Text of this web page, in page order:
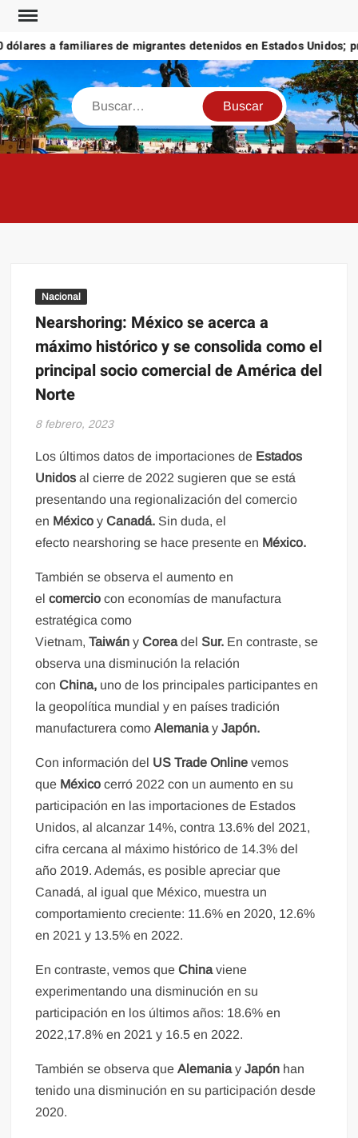
Saltar
contenidoa familiares de migrantes detenidos en Estados Unidos;
Buscar
Nacional
Nearshoring: México se acerca a
máximo histórico y se consolida como el
principal socio comercial de América del
Norte
8 febrero, 2023
Los últimos datos de importaciones de Estados
Unidos al cierre de 2022 sugieren que se está
presentando una regionalización del comercio
en México yCanadá. Sin duda, el
efecto nearshoring se hace presente en México.
También se observa el aumento en
elcomercio con economías de manufactura
estratégica como
Vietnam,Taiwán yCoreadel Sur. En contraste, se
observa una disminución la relación
conChina, uno de los principales participantes en
la geopolítica mundial y en países tradición
manufacturera comoAlemaniayJapón.
Con información del US Trade Onlinevemos
que México cerró 2022 con un aumento en su
participación en las importaciones de Estados
Unidos, al alcanzar 14%, contra 13.6% del 2021,
cifra cercana al máximo histórico de 14.3% del
año 2019. Además, es posible apreciar que
Canadá, al igual que México, muestra un
comportamiento creciente: 11.6% en 2020, 12.6%
en 2021 y 13.5% en 2022.
En contraste, vemos queChinaviene
experimentando una disminución en su
participación en los últimos años: 18.6% en
2022,17.8% en 2021 y 16.5 en 2022.
También se observa queAlemaniayJapón han
tenido una disminución en su participación desde
2020.